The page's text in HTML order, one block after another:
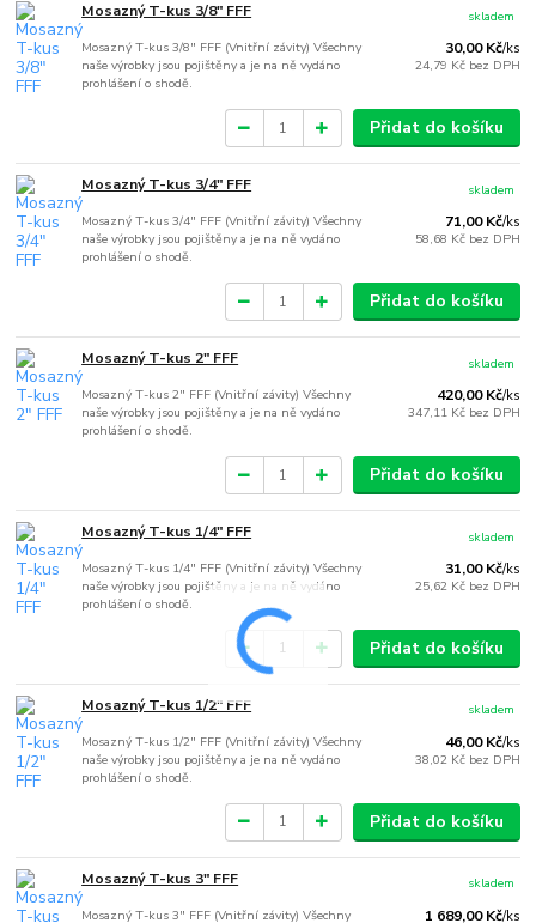
Mosazný T-kus 3/8" FFF
Mosazný T-kus 3/8" FFF (Vnitřní závity) Všechny
naše výrobky jsou pojištěny a je na ně vydáno
prohlášení o shodě.
30,00 Kč/ks
24,79 Kč bez DPH
skladem
Přidat do košíku
Mosazný T-kus 3/4" FFF
Mosazný T-kus 3/4" FFF (Vnitřní závity) Všechny
naše výrobky jsou pojištěny a je na ně vydáno
prohlášení o shodě.
71,00 Kč/ks
58,68 Kč bez DPH
skladem
Přidat do košíku
Mosazný T-kus 2" FFF
Mosazný T-kus 2" FFF (Vnitřní závity) Všechny
naše výrobky jsou pojištěny a je na ně vydáno
prohlášení o shodě.
420,00 Kč/ks
347,11 Kč bez DPH
skladem
Přidat do košíku
Mosazný T-kus 1/4" FFF
Mosazný T-kus 1/4" FFF (Vnitřní závity) Všechny
naše výrobky jsou pojištěny a je na ně vydáno
prohlášení o shodě.
31,00 Kč/ks
25,62 Kč bez DPH
skladem
Přidat do košíku
Mosazný T-kus 1/2" FFF
Mosazný T-kus 1/2" FFF (Vnitřní závity) Všechny
naše výrobky jsou pojištěny a je na ně vydáno
prohlášení o shodě.
46,00 Kč/ks
38,02 Kč bez DPH
skladem
Přidat do košíku
Mosazný T-kus 3" FFF
Mosazný T-kus 3" FFF (Vnitřní závity) Všechny
1 689,00 Kč/ks
skladem